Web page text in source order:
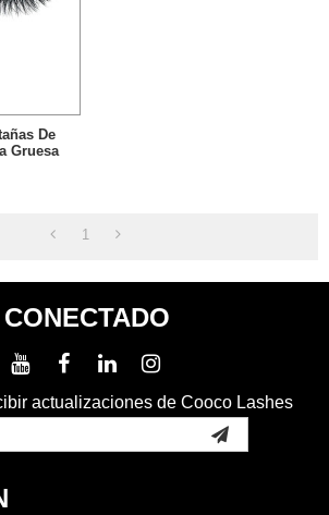
De
Gruesa
Con
1
actualizaciones de Cooco Lashes